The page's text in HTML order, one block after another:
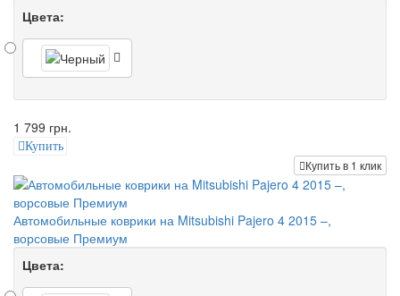
Цвета:
1 799 грн.
Купить
Купить в 1 клик
Автомобильные коврики на Mitsubishi Pajero 4 2015 –,
ворсовые Премиум
Цвета: